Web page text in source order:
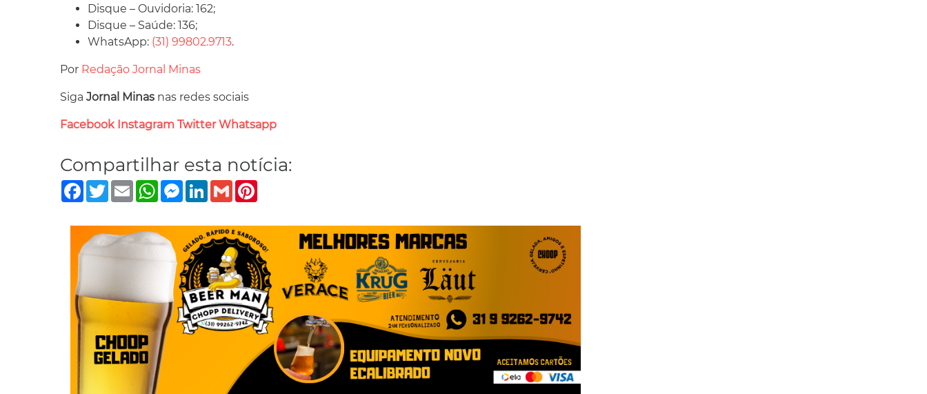
Disque – Ouvidoria: 162;
Disque – Saúde: 136;
WhatsApp: (31) 99802.9713.
Por Redação Jornal Minas
Siga Jornal Minas nas redes sociais
Facebook Instagram Twitter Whatsapp
Compartilhar esta notícia:
Facebook
TwitterEmailWhatsApp
Messenger
LinkedIn
Gmail